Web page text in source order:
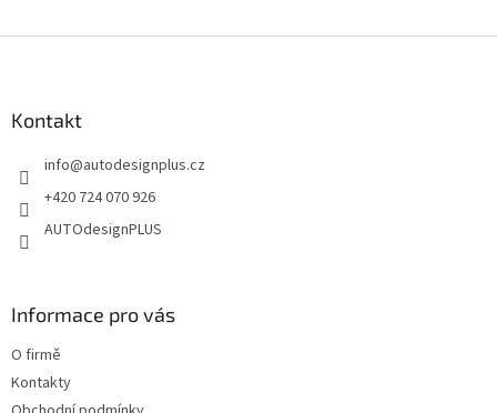
Kontakt
info@autodesignplus.cz
+420 724 070 926
AUTOdesignPLUS
Informace pro vás
O firmě
Kontakty